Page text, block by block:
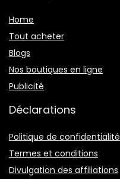
Home
Tout acheter
Blogs
Nos boutiques en ligne
Publicité
Déclarations
Politique de confidentialité
Termes et conditions
Divulgation des affiliations